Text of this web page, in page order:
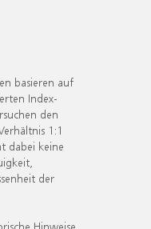
basieren auf
Index-
den
1:1
dabei keine
der